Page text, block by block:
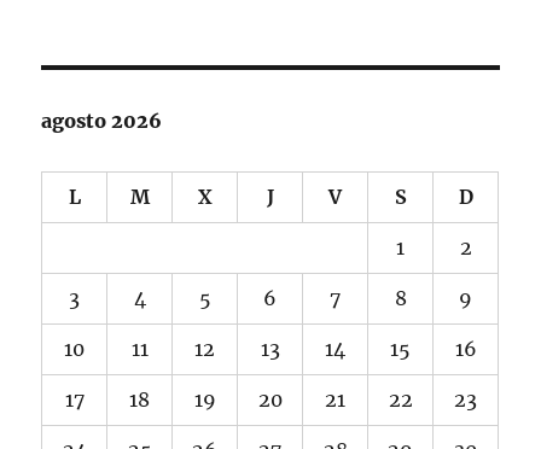
agosto 2026
L M X J V S D
1 2
3 4 5 6 7 8 9
10 11 12 13 14 15 16
17 18 19 20 21 22 23